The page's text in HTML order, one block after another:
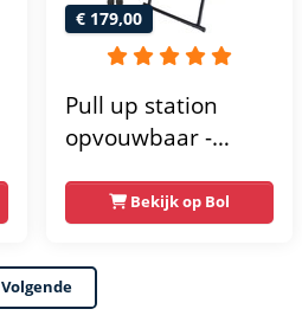
€ 179,00
Pull up station
opvouwbaar -
up rack - Pull up
bar - FPT165
Bekijk op Bol
Volgende